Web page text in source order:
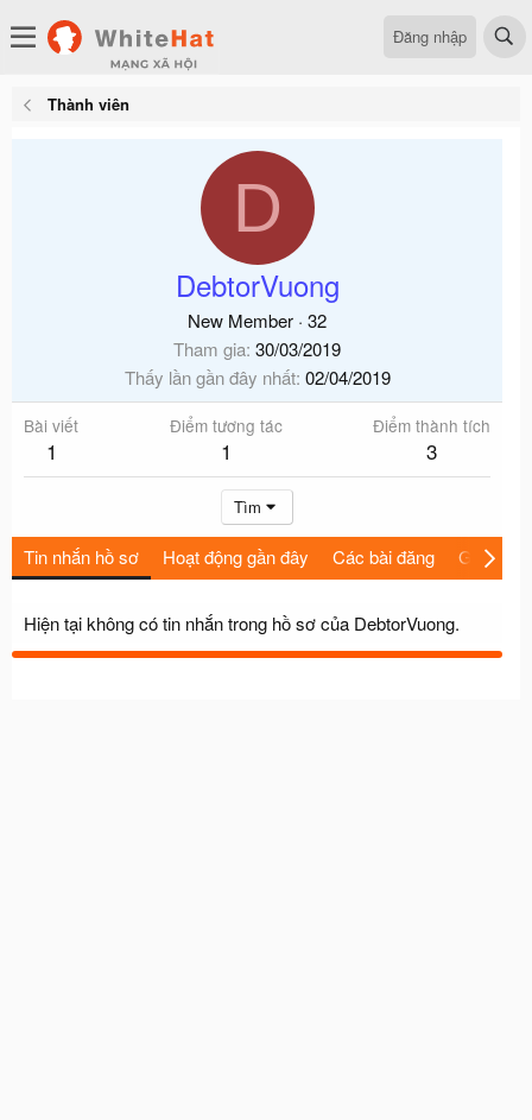
Đăng nhập
Thành viên
D
DebtorVuong
New Member · 32
Tham gia 30/03/2019
Thấy lần gần đây nhất 02/04/2019
Bài viết
1
Điểm tương tác
1
Điểm thành tích
3
Tìm
Tin nhắn hồ sơ Hoạt động gần đây Các bài đăng Giới thiệu
Hiện tại không có tin nhắn trong hồ sơ của DebtorVuong.